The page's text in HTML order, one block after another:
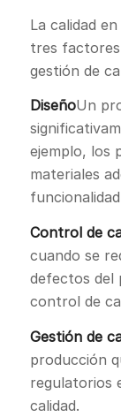
La calidad
tres
gestión de
DiseñoUn
ejemplo, los
materiales
Control de
cuando se
defectos del
control de
Gestión de
producción
regulatorios
calidad.